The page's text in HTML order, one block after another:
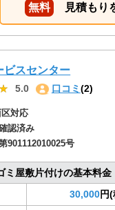
無料 見積もり
ビスセンター
5.0 口コミ (2)
対応
認済み
901112010025号
ミ屋敷片付けの基本料金
30,000円